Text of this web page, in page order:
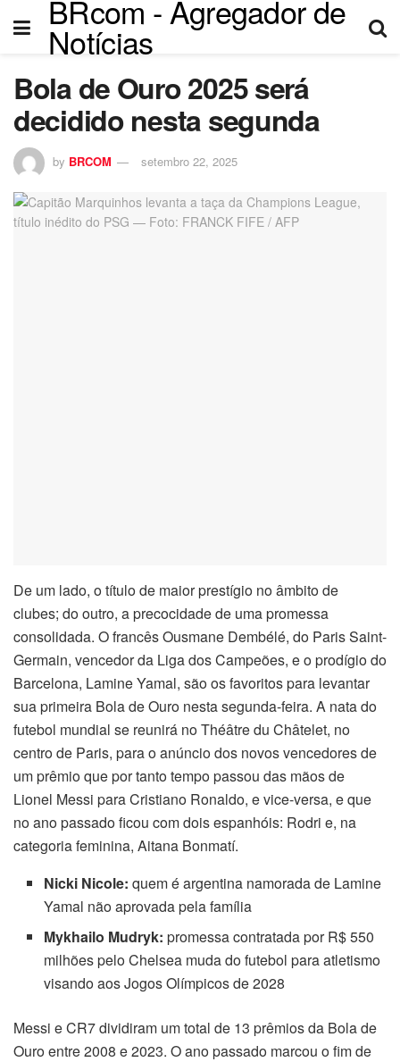
BRcom - Agregador de
Notícias
Bola de Ouro 2025 será
decidido nesta segunda
by BRCOM setembro 22, 2025
De um lado, o título de maior prestígio no âmbito de
clubes; do outro, a precocidade de uma promessa
consolidada. O francês Ousmane Dembélé, do Paris Saint-
Germain, vencedor da Liga dos Campeões, e o prodígio do
Barcelona, Lamine Yamal, são os favoritos para levantar
sua primeira Bola de Ouro nesta segunda-feira. A nata do
futebol mundial se reunirá no Théâtre du Châtelet, no
centro de Paris, para o anúncio dos novos vencedores de
um prêmio que por tanto tempo passou das mãos de
Lionel Messi para Cristiano Ronaldo, e vice-versa, e que
no ano passado ficou com dois espanhóis: Rodri e, na
categoria feminina, Aitana Bonmatí.
Nicki Nicole:quem é argentina namorada de Lamine
Yamal não aprovada pela família
Mykhailo Mudryk:promessa contratada por R$ 550
milhões pelo Chelsea muda do futebol para atletismo
visando aos Jogos Olímpicos de 2028
Messi e CR7 dividiram um total de 13 prêmios da Bola de
Ouro entre 2008 e 2023. O ano passado marcou o fim de